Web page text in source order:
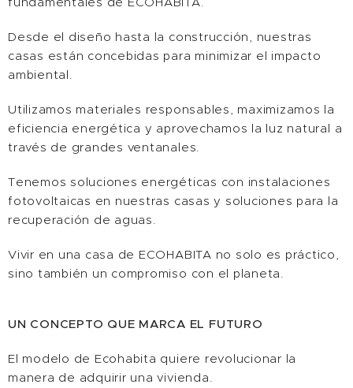
Desde el diseño hasta la construcción, nuestras
casas están concebidas para minimizar el impacto
ambiental.
Utilizamos materiales responsables, maximizamos la
eficiencia energética y aprovechamos la luz natural a
través de grandes ventanales.
Tenemos soluciones energéticas con instalaciones
fotovoltaicas en nuestras casas y soluciones para la
recuperación de aguas.
Vivir en una casa de ECOHABITA no solo es práctico,
sino también un compromiso con el planeta.
UN CONCEPTO QUE MARCA EL FUTURO
El modelo de Ecohabita quiere revolucionar la
manera de adquirir una vivienda.